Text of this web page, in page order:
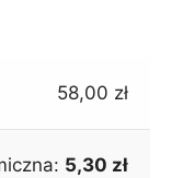
58,00 zł
5,30 zł